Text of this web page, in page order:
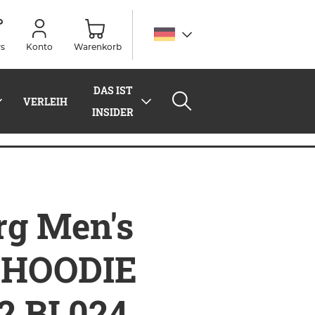
Konto Warenkorb
VERLEIH
DAS IST
INSIDER
Men's